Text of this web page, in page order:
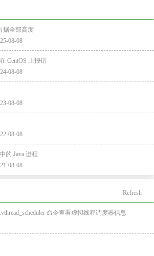
据全部高度
08-08
CentOS 上报错
08-08
08-08
08-08
的 Java 进程
08-08
Refresh
命令查看虚拟线程调度器信息